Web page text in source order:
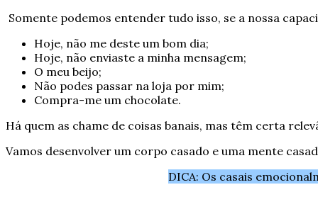
Somente podemos entender tudo isso, se a nossa
Hoje, não me deste um bom dia;
Hoje, não enviaste a minha mensagem;
O meu beijo;
Não podes passar na loja por mim;
Compra-me um chocolate.
Há quem as chame de coisas banais, mas têm certa
Vamos desenvolver um corpo casado e uma mente
DICA: Os casais